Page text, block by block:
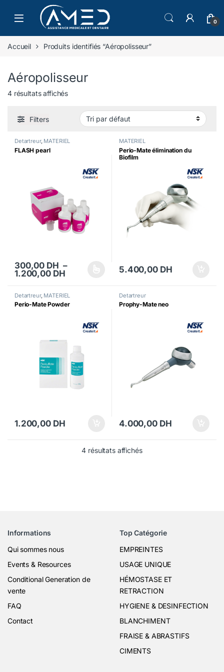
Skip to navigation
Skip to content
0
Accueil Produits identifiés “Aéropolisseur”
Aéropolisseur
4 résultats affichés
Filters
Detartreur, MATERIEL
FLASH pearl
300,00 DH –
1.200,00 DHPlage de prix : 300,00 DH à 1.200,00
Ce produit a plusieurs variations. Les options peuvent être
MATERIEL
Perio-Mate élimination du
Biofilm
5.400,00 DH
Detartreur, MATERIEL
Perio-Mate Powder
1.200,00 DH
Detartreur
Prophy-Mate neo
4.000,00 DH
4 résultats affichés
Informations
Qui sommes nous
Events & Resources
Conditional Generation de
vente
FAQ
Contact
Top Catégorie
EMPREINTES
USAGE UNIQUE
HÉMOSTASE ET
RETRACTION
HYGIENE & DESINFECTION
BLANCHIMENT
FRAISE & ABRASTIFS
CIMENTS